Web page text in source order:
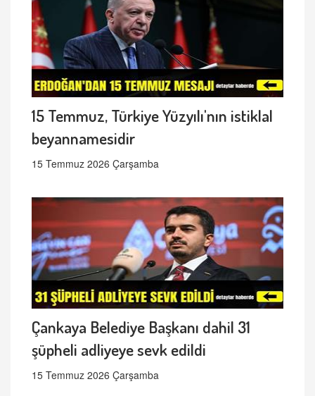
15 Temmuz, Türkiye Yüzyılı'nın istiklal
beyannamesidir
15 Temmuz 2026 Çarşamba
Çankaya Belediye Başkanı dahil 31
şüpheli adliyeye sevk edildi
15 Temmuz 2026 Çarşamba